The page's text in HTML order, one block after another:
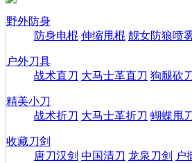
野外防身
防身电棍 伸缩甩棍 靓女防狼喷
户外刀具
战术直刀 大马士革直刀 狗腿砍
精美小刀
战术折刀 大马士革折刀 蝴蝶甩
收藏刀剑
唐刀汉剑 中国清刀 龙泉刀剑 户